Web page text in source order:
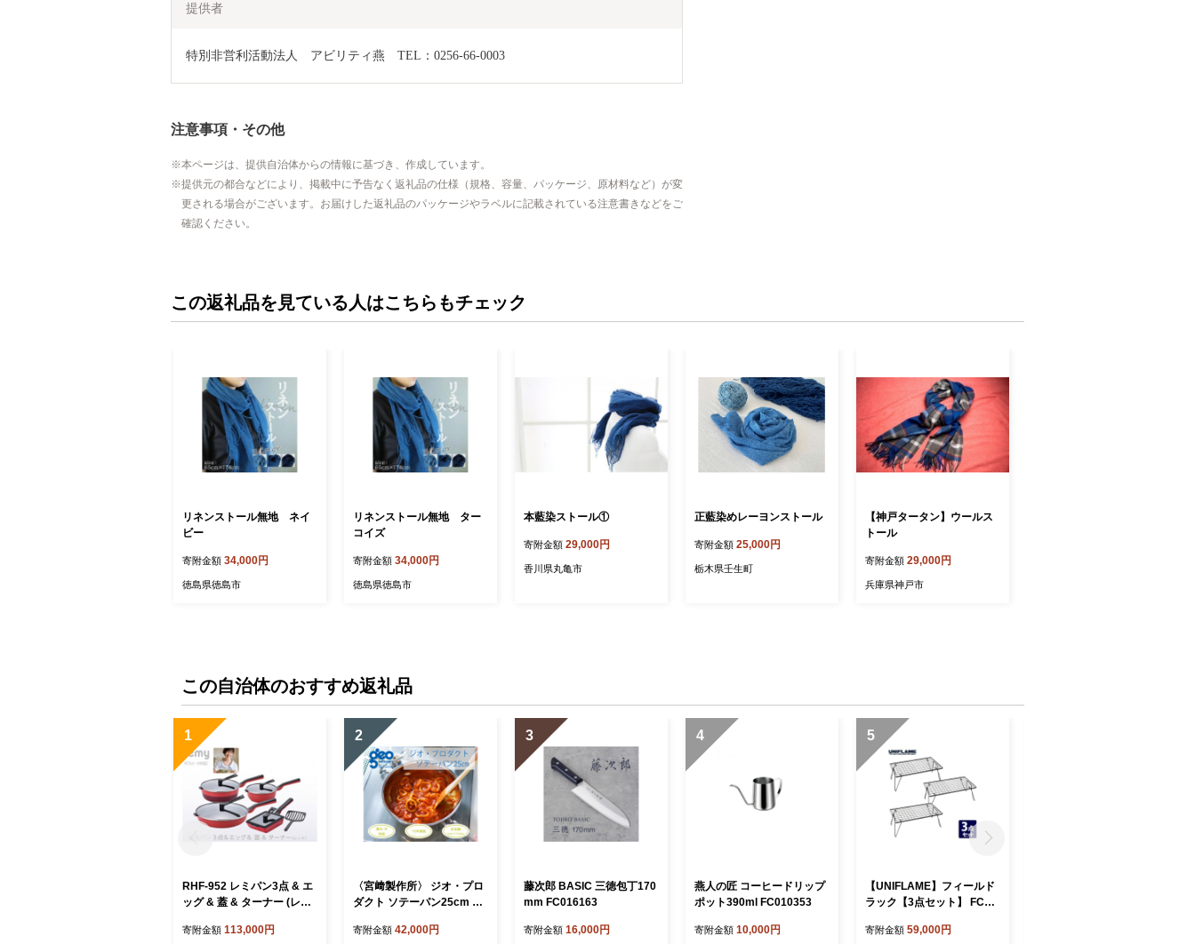
提供者
特別非営利活動法人　アビリティ燕　TEL：0256-66-0003
注意事項・その他
本ページは、提供自治体からの情報に基づき、作成しています。
提供元の都合などにより、掲載中に予告なく返礼品の仕様（規格、容量、パッケージ、原材料など）が変
更される場合がございます。お届けした返礼品のパッケージやラベルに記載されている注意書きなどをご
確認ください。
この返礼品を見ている人はこちらもチェック
リネンストール無地 ネイ
ビー
寄附金額 34,000円
徳島県徳島市
リネンストール無地 ター
コイズ
寄附金額 34,000円
徳島県徳島市
本藍染ストール①
寄附金額 29,000円
香川県丸亀市
正藍染めレーヨンストール
寄附金額 25,000円
栃木県壬生町
【神戸タータン】ウールス
トール
寄附金額 29,000円
兵庫県神戸市
この自治体のおすすめ返礼品
1
RHF-952 レミパン3点 & エ
ッグ & 蓋 & ターナー (レッ
寄附金額 113,000円
2
〈宮﨑製作所〉 ジオ・プロ
ダクト ソテーパン25cm FC
IH 対応 鍋 ステンレス 燕三
寄附金額 42,000円
3
藤次郎 BASIC 三徳包丁170
mm FC016163
寄附金額 16,000円
4
燕人の匠 コーヒードリップ
ポット390ml FC010353
寄附金額 10,000円
5
【UNIFLAME】フィールド
ラック【3点セット】 FC05
寄附金額 59,000円